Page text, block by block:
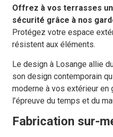
Offrez à vos terrasses
sécurité grâce à nos
Protégez votre espace
résistent aux éléments.
Le design à Losange allie
son design contemporain
moderne à vos extérieur en
l’épreuve du temps et du
Fabrication sur-